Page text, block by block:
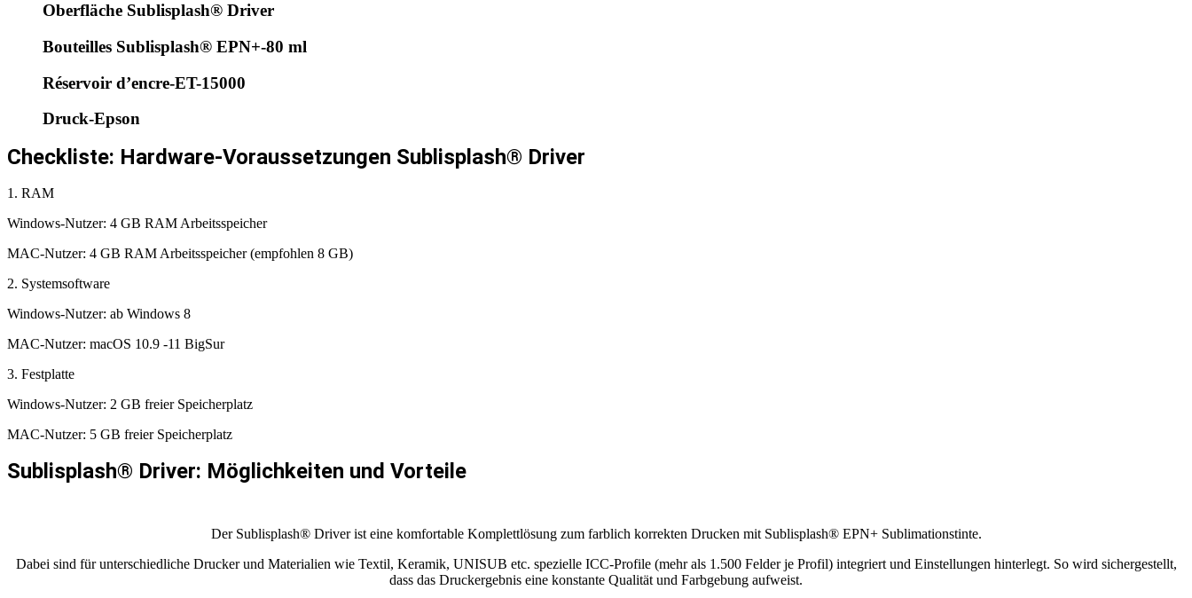
Oberfläche Sublisplash® Driver
Bouteilles Sublisplash® EPN+-80 ml
Réservoir d’encre-ET-15000
Druck-Epson
Checkliste: Hardware-Voraussetzungen Sublisplash® Driver
1. RAM
Windows-Nutzer: 4 GB RAM Arbeitsspeicher
MAC-Nutzer: 4 GB RAM Arbeitsspeicher (empfohlen 8 GB)
2. Systemsoftware
Windows-Nutzer: ab Windows 8
MAC-Nutzer: macOS 10.9 -11 BigSur
3. Festplatte
Windows-Nutzer: 2 GB freier Speicherplatz
MAC-Nutzer: 5 GB freier Speicherplatz
Sublisplash® Driver: Möglichkeiten und Vorteile
Der Sublisplash® Driver ist eine komfortable Komplettlösung zum farblich korrekten Drucken mit Sublisplash® EPN+ Sublimationstinte.
Dabei sind für unterschiedliche Drucker und Materialien wie Textil, Keramik, UNISUB etc. spezielle ICC-Profile (mehr als 1.500 Felder je Profil) integriert und Einstellungen hinterlegt. So wird sichergestellt,
dass das Druckergebnis eine konstante Qualität und Farbgebung aufweist.